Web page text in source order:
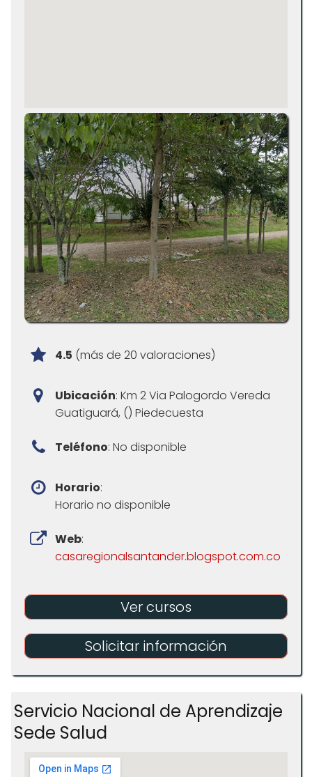
4.5 (más de 20 valoraciones)
Ubicación: Km 2 Via Palogordo Vereda
Guatiguará, () Piedecuesta
Teléfono: No disponible
Horario:
Horario no disponible
Web:
casaregionalsantander.blogspot.com.co
Ver cursos
Solicitar información
Servicio Nacional de Aprendizaje
Sede Salud